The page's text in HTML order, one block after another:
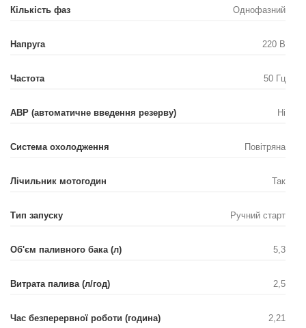
Кількість фаз Однофазний
Напруга 220 В
Частота 50 Гц
АВР (автоматичне введення резерву) Ні
Система охолодження Повітряна
Лічильник мотогодин Так
Тип запуску Ручний старт
Об'єм паливного бака (л) 5,3
Витрата палива (л/год) 2,5
Час безперервної роботи (година) 2,21